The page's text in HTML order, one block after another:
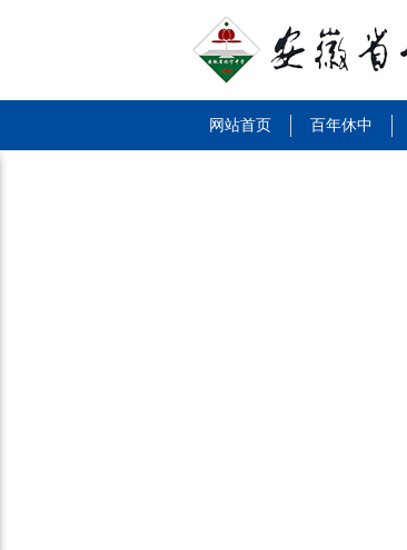
网站首页 百年休中